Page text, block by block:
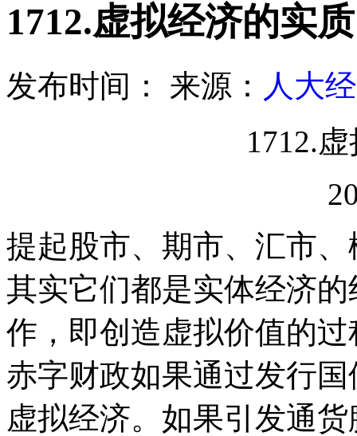
1712.虚拟经济的实质
发布时间： 来源： 人大
1712.
提起股市、期市、汇市
其实它们都是实体经济
作，即创造虚拟价值的
赤字财政如果通过发行
虚拟经济。如果引发通